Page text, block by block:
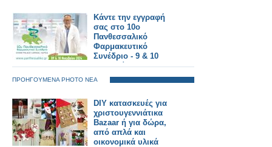
Κάντε την εγγραφή
σας στο 10ο
Πανθεσσαλικό
Φαρμακευτικό
Συνέδριο - 9 & 10
Νοεμβρίου 2024
ΠΡΟΗΓΟΥΜΕΝΑ PHOTO ΝΕΑ
DIY κατασκευές για
χριστουγεννιάτικα
Bazaar ή για δώρα,
από απλά και
οικονομικά υλικά